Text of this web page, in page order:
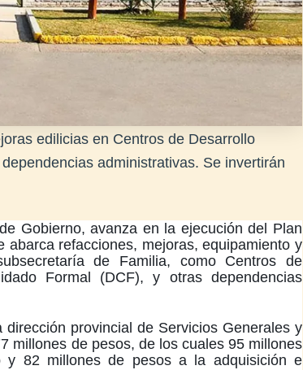
edilicias en Centros de Desarrollo
administrativas. Se invertirán
Gobierno, avanza en la ejecución del Plan
abarca refacciones, mejoras, equipamiento y
de Familia, como Centros de
Formal (DCF), y otras dependencias
provincial de Servicios Generales y
millones de pesos, de los cuales 95 millones
y 82 millones de pesos a la adquisición e